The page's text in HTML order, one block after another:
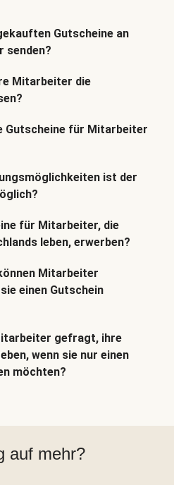
Gutscheine an
senden?
Mitarbeiter die
Gutscheine für Mitarbeiter
ist der
für Mitarbeiter, die
leben, erwerben?
Mitarbeiter
einen Gutschein
gefragt, ihre
wenn sie nur einen
möchten?
auf mehr?